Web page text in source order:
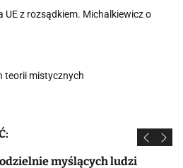
UE z rozsądkiem. Michalkiewicz o
teorii mistycznych
myślących ludzi